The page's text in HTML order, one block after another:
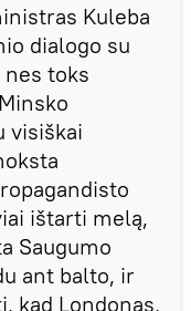
Kuleba
dialogo su
nes toks
visiškai
ištarti melą,
Saugumo
ant balto, ir
kad Londonas,